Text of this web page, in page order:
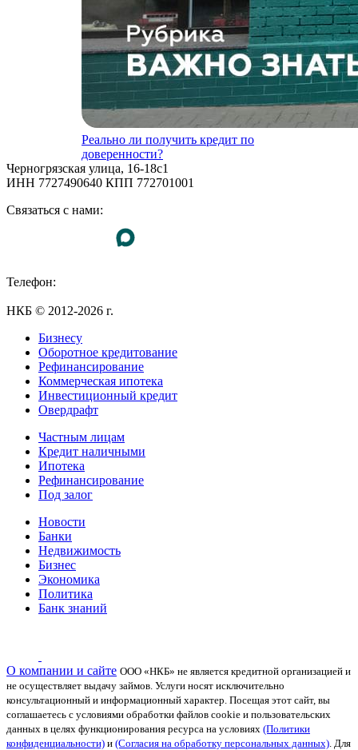
Реально ли получить кредит по
доверенности?
Черногрязская улица, 16-18с1
ИНН 7727490640 КПП 772701001
Связаться с нами:
Телефон:
НКБ © 2012-2026 г.
Бизнесу
Оборотное кредитование
Рефинансирование
Коммерческая ипотека
Инвестиционный кредит
Овердрафт
Частным лицам
Кредит наличными
Ипотека
Рефинансирование
Под залог
Новости
Банки
Недвижимость
Бизнес
Экономика
Политика
Банк знаний
О компании и сайте ООО «НКБ» не является кредитной организацией и
не осуществляет выдачу займов. Услуги носят исключительно
консультационный и информационный характер. Посещая этот сайт, вы
соглашаетесь с условиями обработки файлов cookie и пользовательских
данных в целях функционирования ресурса на условиях (Политики
конфиденциальности) и (Согласия на обработку персональных данных) . Для